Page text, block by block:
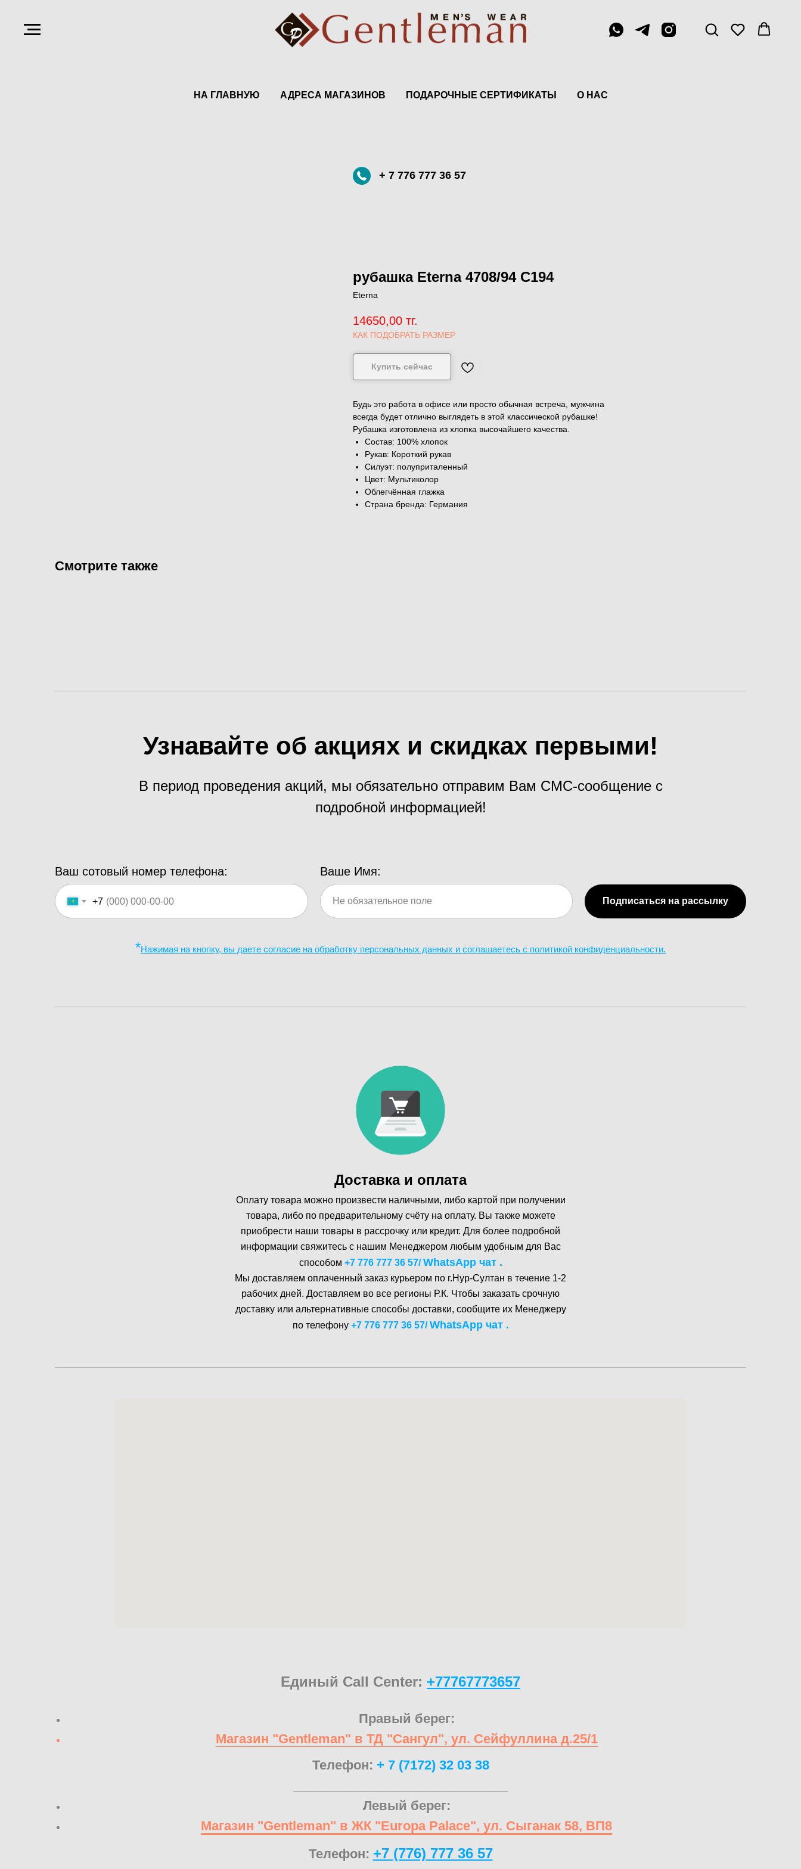
НА ГЛАВНУЮ АДРЕСА МАГАЗИНОВ ПОДАРОЧНЫЕ СЕРТИФИКАТЫ О НАС
+ 7 776 777 36 57
рубашка Eterna 4708/94 C194
Eterna
14650,00 тг.
КАК ПОДОБРАТЬ РАЗМЕР
Купить сейчас
Будь это работа в офисе или просто обычная встреча, мужчина
всегда будет отлично выглядеть в этой классической рубашке!
Рубашка изготовлена ​​из хлопка высочайшего качества.
Состав: 100% хлопок
Рукав: Короткий рукав
Силуэт: полуприталенный
Цвет: Мультиколор
Облегчённая глажка
Страна бренда: Германия
Смотрите также
Узнавайте об акциях и скидках первыми!
В период проведения акций, мы обязательно отправим Вам СМС-сообщение с
подробной информацией!
Ваш сотовый номер телефона:
+7
Ваше Имя:
Подписаться на рассылку
*Нажимая на кнопку, вы даете согласие на обработку персональных данных и соглашаетесь c политикой конфиденциальности.
Доставка и оплата
Оплату товара можно произвести наличными, либо картой при получении
товара, либо по предварительному счёту на оплату. Вы также можете
приобрести наши товары в рассрочку или кредит. Для более подробной
информации свяжитесь с нашим Менеджером любым удобным для Вас
способом +7 776 777 36 57/WhatsA pp чат .
Мы доставляем оплаченный заказ курьером по г.Нур-Cултан в течение 1-2
рабочих дней. Доставляем во все регионы Р.К. Чтобы заказать срочную
доставку или альтернативные способы доставки, сообщите их Менеджеру
по телефону +7 776 777 36 57/WhatsA pp чат .
Единый Call Center: +77767773657
Правый берег:
Магазин "Gentleman" в ТД "Сангул", ул. Сейфуллина д.25/1
Телефон: + 7 (7172) 32 03 38
Левый берег:
Магазин "Gentleman" в ЖК "Europa Palace", ул. Сыганак 58, ВП8
Телефон: +7 (776) 777 36 57